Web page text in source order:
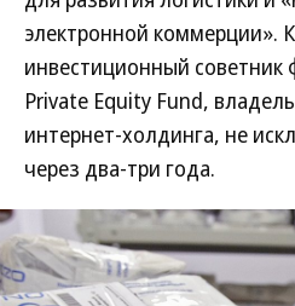
электронной коммерции».
инвестиционный
Private Equity Fund,
интернет-холдинга, не
через два-три года.